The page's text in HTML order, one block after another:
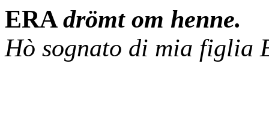
ERAdrömt om henne.
Hò sognato di mia figlia